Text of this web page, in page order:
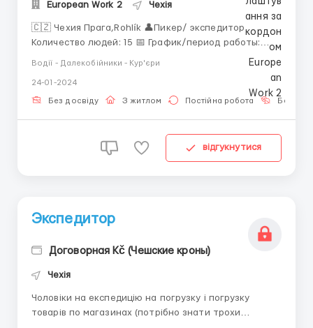
European Work 2 Чехія
🇨🇿 Чехия Прага,Rohlík 👤Пикер/ экспедитор
Количество людей: 15 📅 График/период работы:
смены есть разные, по 5,6,8,10,12 часов 💶 Оплата:
после 150 часов-180 крон/час 🛏 Жилье:
предоставляется (6000 тис крон/ месяц) 🦺
Водії - Далекобійники - Кур'єри
24-01-2024
Без досвіду З житлом Постійна робота Без
відгукнутися
Экспедитор
Договорная Kč (Чешские кроны)
Чехія
Чоловіки на експедицію на погрузку і погрузку
товарів по магазинах (потрібно знати трохи